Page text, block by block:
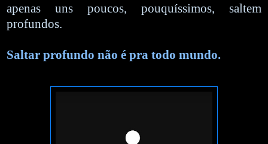
apenas uns poucos, pouquíssimos, saltem
profundos.
Saltar profundo não é pra todo mundo.